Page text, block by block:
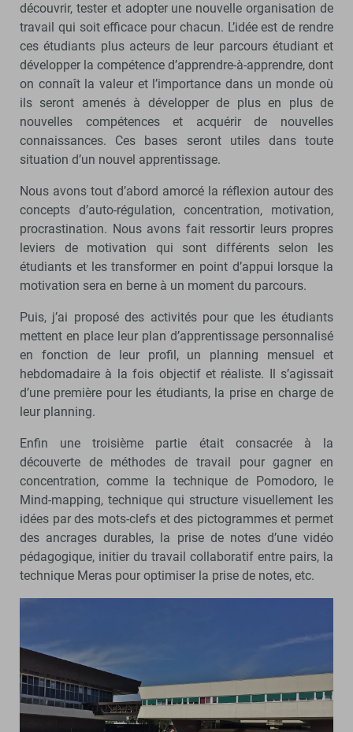
découvrir, tester et adopter une nouvelle organisation de
travail qui soit efficace pour chacun. L’idée est de rendre
ces étudiants plus acteurs de leur parcours étudiant et
développer la compétence d’apprendre-à-apprendre, dont
on connaît la valeur et l’importance dans un monde où
ils seront amenés à développer de plus en plus de
nouvelles compétences et acquérir de nouvelles
connaissances. Ces bases seront utiles dans toute
situation d’un nouvel apprentissage.
Nous avons tout d’abord amorcé la réflexion autour des
concepts d’auto-régulation, concentration, motivation,
procrastination. Nous avons fait ressortir leurs propres
leviers de motivation qui sont différents selon les
étudiants et les transformer en point d’appui lorsque la
motivation sera en berne à un moment du parcours.
Puis, j’ai proposé des activités pour que les étudiants
mettent en place leur plan d’apprentissage personnalisé
en fonction de leur profil, un planning mensuel et
hebdomadaire à la fois objectif et réaliste. Il s’agissait
d’une première pour les étudiants, la prise en charge de
leur planning.
Enfin une troisième partie était consacrée à la
découverte de méthodes de travail pour gagner en
concentration, comme la technique de Pomodoro, le
Mind-mapping, technique qui structure visuellement les
idées par des mots-clefs et des pictogrammes et permet
des ancrages durables, la prise de notes d’une vidéo
pédagogique, initier du travail collaboratif entre pairs, la
technique Meras pour optimiser la prise de notes, etc.